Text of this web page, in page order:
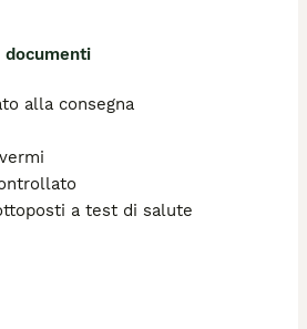
alla consegna
a test di salute